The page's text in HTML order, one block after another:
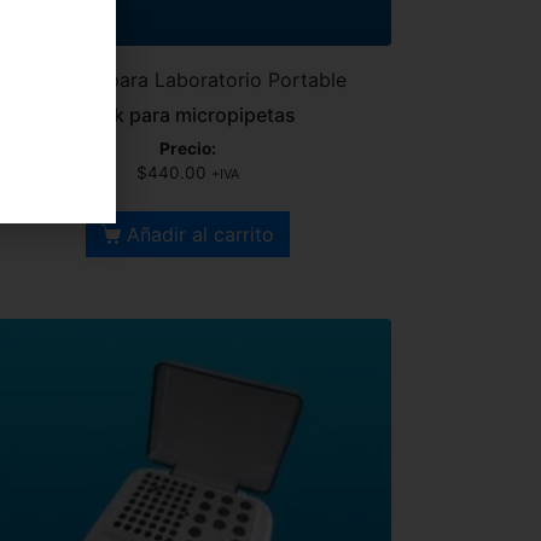
Equipos para Laboratorio Portable
Rack para micropipetas
Precio:
$440.00 +IVA
Añadir al carrito